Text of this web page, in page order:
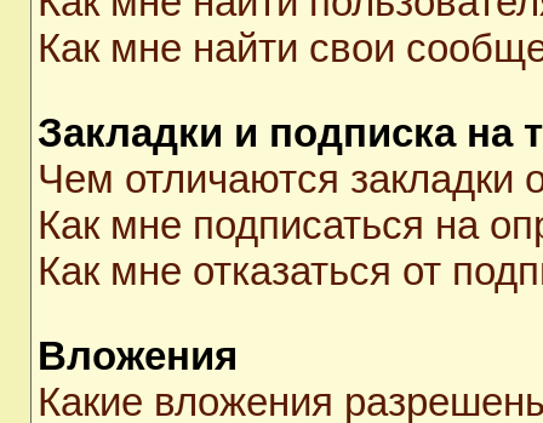
Как мне найти свои
Закладки и подписка на
Чем отличаются закладки
Как мне подписаться на
Как мне отказаться от
Вложения
Какие вложения